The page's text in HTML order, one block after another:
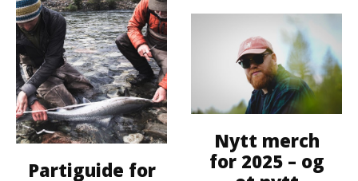
Partiguide for
Nytt merch
for 2025 – og